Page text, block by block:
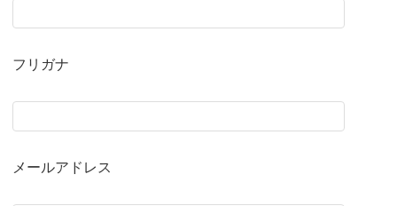
フリガナ
メールアドレス